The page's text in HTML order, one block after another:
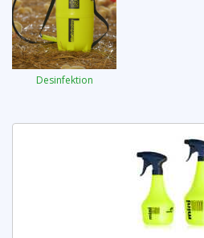
Desinfektion